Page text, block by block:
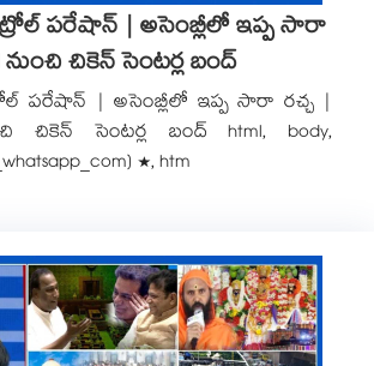
పరేషాన్ | అసెంబ్లీలో ఇప్ప సారా
నుంచి చికెన్ సెంటర్ల బంద్
పరేషాన్ | అసెంబ్లీలో ఇప్ప సారా రచ్చ |
చికెన్ సెంటర్ల బంద్ html, body,
*, htm